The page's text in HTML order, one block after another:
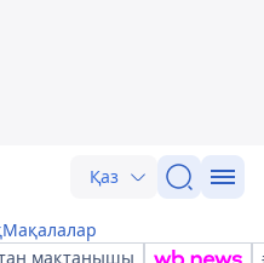
Қаз
Мақалалар
мақтанышы